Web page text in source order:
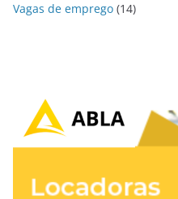
Vagas de emprego (14)